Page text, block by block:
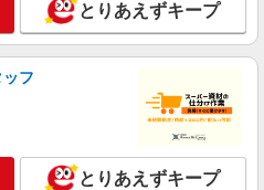
とりあえずキープ
フ
とりあえずキープ